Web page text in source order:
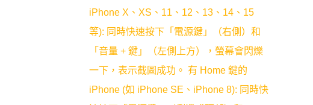
iPhone X、XS、11、12、13、14、15
等): 同時快速按下「電源鍵」（右側）和
「音量 + 鍵」（左側上方），螢幕會閃爍
一下，表示截圖成功。 有 Home 鍵的
iPhone (如 iPhone SE、iPhone 8): 同時快